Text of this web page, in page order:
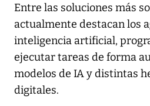
Entre las soluciones más
actualmente destacan los
inteligencia artificial,
ejecutar tareas de forma
modelos de IA y distintas
digitales.